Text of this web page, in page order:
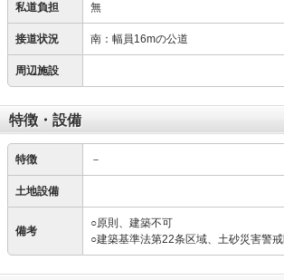
私道負担 無
接道状況 南：幅員16mの公道
周辺施設
特徴・設備
特徴 －
土地設備
備考
○原則、建築不可
○建築基準法第22条区域、土砂災害警